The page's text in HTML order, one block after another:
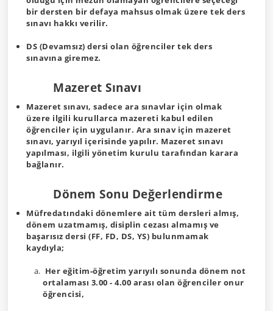
bir dersten bir defaya mahsus olmak üzere tek ders
sınavı hakkı verilir.
DS (Devamsız) dersi olan öğrenciler tek ders
sınavına giremez.
Mazeret Sınavı
Mazeret sınavı, sadece ara sınavlar için olmak
üzere ilgili kurullarca mazereti kabul edilen
öğrenciler için uygulanır. Ara sınav için mazeret
sınavı, yarıyıl içerisinde yapılır. Mazeret sınavı
yapılması, ilgili yönetim kurulu tarafından karara
bağlanır.
Dönem Sonu Değerlendirme
Müfredatındaki dönemlere ait tüm dersleri almış,
dönem uzatmamış, disiplin cezası almamış ve
başarısız dersi (FF, FD, DS, YS) bulunmamak
kaydıyla;
Her eğitim-öğretim yarıyılı sonunda dönem not
ortalaması 3.00 - 4.00 arası olan öğrenciler onur
öğrencisi,